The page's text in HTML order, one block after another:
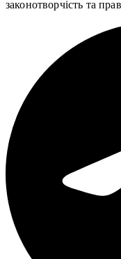
законотворчість та